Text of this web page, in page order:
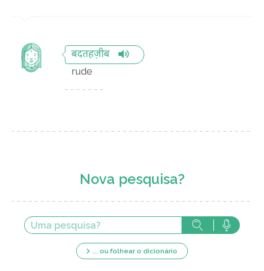
बदतहज़ीब
rude
Nova pesquisa?
... ou folhear o dicionário